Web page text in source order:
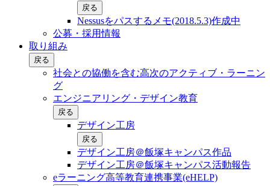
戻る
Nessusをパスするメモ(2018.5.3)作成中
公募・採用情報
取り組み
戻る
社会との協働を含む⾼次のアクティブ・ラーニン
グ
エンジニアリング・デザイン教育
戻る
デザイン工房
戻る
デザイン工房＠飯塚キャンパス作品
デザイン工房＠飯塚キャンパス活動報告
eラーニング高等教育連携事業(eHELP)